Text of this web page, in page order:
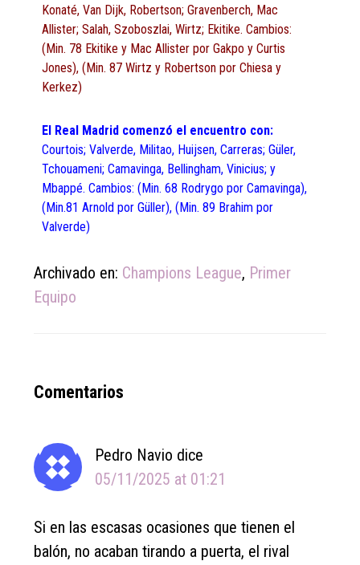
Konaté, Van Dijk, Robertson; Gravenberch, Mac
Allister; Salah, Szoboszlai, Wirtz; Ekitike. Cambios:
(Min. 78 Ekitike y Mac Allister por Gakpo y Curtis
Jones), (Min. 87 Wirtz y Robertson por Chiesa y
Kerkez)
El Real Madrid comenzó el encuentro con:
Courtois; Valverde, Militao, Huijsen, Carreras; Güler,
Tchouameni; Camavinga, Bellingham, Vinicius; y
Mbappé. Cambios: (Min. 68 Rodrygo por Camavinga),
(Min.81 Arnold por Güller), (Min. 89 Brahim por
Valverde)
Archivado en: Champions League, Primer
Equipo
Reader
Comentarios
Pedro Navio dice
05/11/2025 at 01:21
Si en las escasas ocasiones que tienen el
balón, no acaban tirando a puerta, el rival